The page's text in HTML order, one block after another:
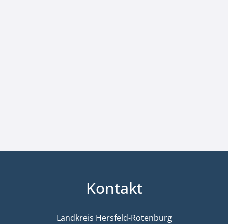
Kontakt
Landkreis Hersfeld-Rotenburg